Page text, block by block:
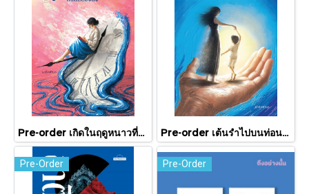
Pre-order เกิดในฤดูหนาวที่แดดส่องถึง / นทธี ศศิวิมล / Pandora Press Pre-order เต้นรำไปบนท่อนแขนอ่อนนุ่ม / นทธี ศศิวิมล / Pandora Press
Pre-Order Pre-Order